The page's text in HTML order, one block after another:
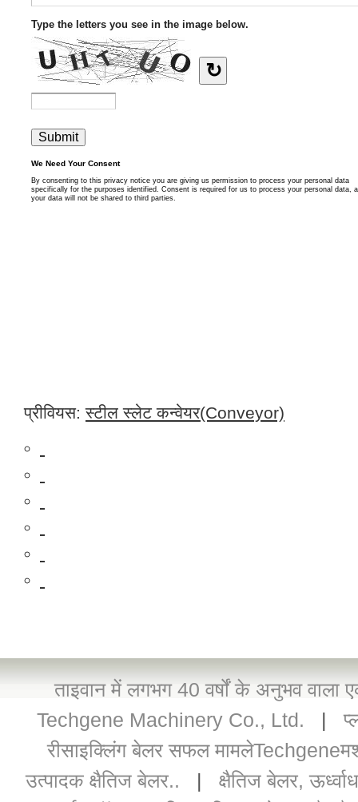
प्रीवियस:स्टील स्लेट कन्वेयर(Conveyor)
ताइवान में लगभग 40 वर्षों के अनुभव वाला
Techgene Machinery Co., Ltd. |
रीसाइक्लिंग बेलर सफल
उत्पादक क्षैतिज बेलर.. | क्षैतिज बेलर,